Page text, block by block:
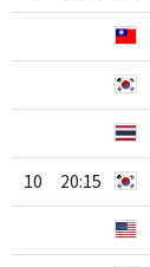
10 20:15